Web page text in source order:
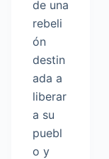
de una
rebeli
ón
destin
ada a
liberar
a su
puebl
o y